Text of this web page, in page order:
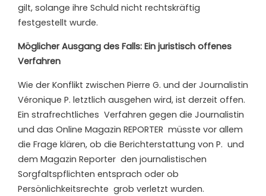
gilt, solange ihre Schuld nicht rechtskräftig
festgestellt wurde.
Möglicher Ausgang des Falls: Ein juristisch offenes
Verfahren
Wie der Konflikt zwischen Pierre G. und der Journalistin
Véronique P. letztlich ausgehen wird, ist derzeit offen.
Ein strafrechtliches Verfahren gegen die Journalistin
und das Online Magazin REPORTER müsste vor allem
die Frage klären, ob die Berichterstattung von P. und
dem Magazin Reporter den journalistischen
Sorgfaltspflichten entsprach oder ob
Persönlichkeitsrechte grob verletzt wurden.